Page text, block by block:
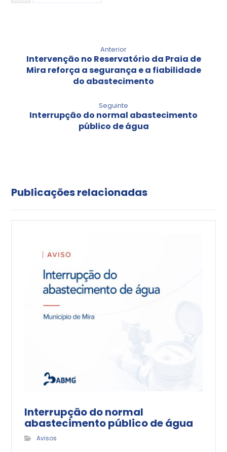
Anterior
Intervenção no Reservatório da Praia de
Mira reforça a segurança e a fiabilidade
do abastecimento
Seguinte
Interrupção do normal abastecimento
público de água
Publicações relacionadas
Interrupção do normal
abastecimento público de água
Avisos